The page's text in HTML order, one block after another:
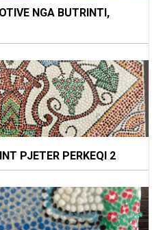
NGA BUTRINTI,
PJETER PERKEQI 2